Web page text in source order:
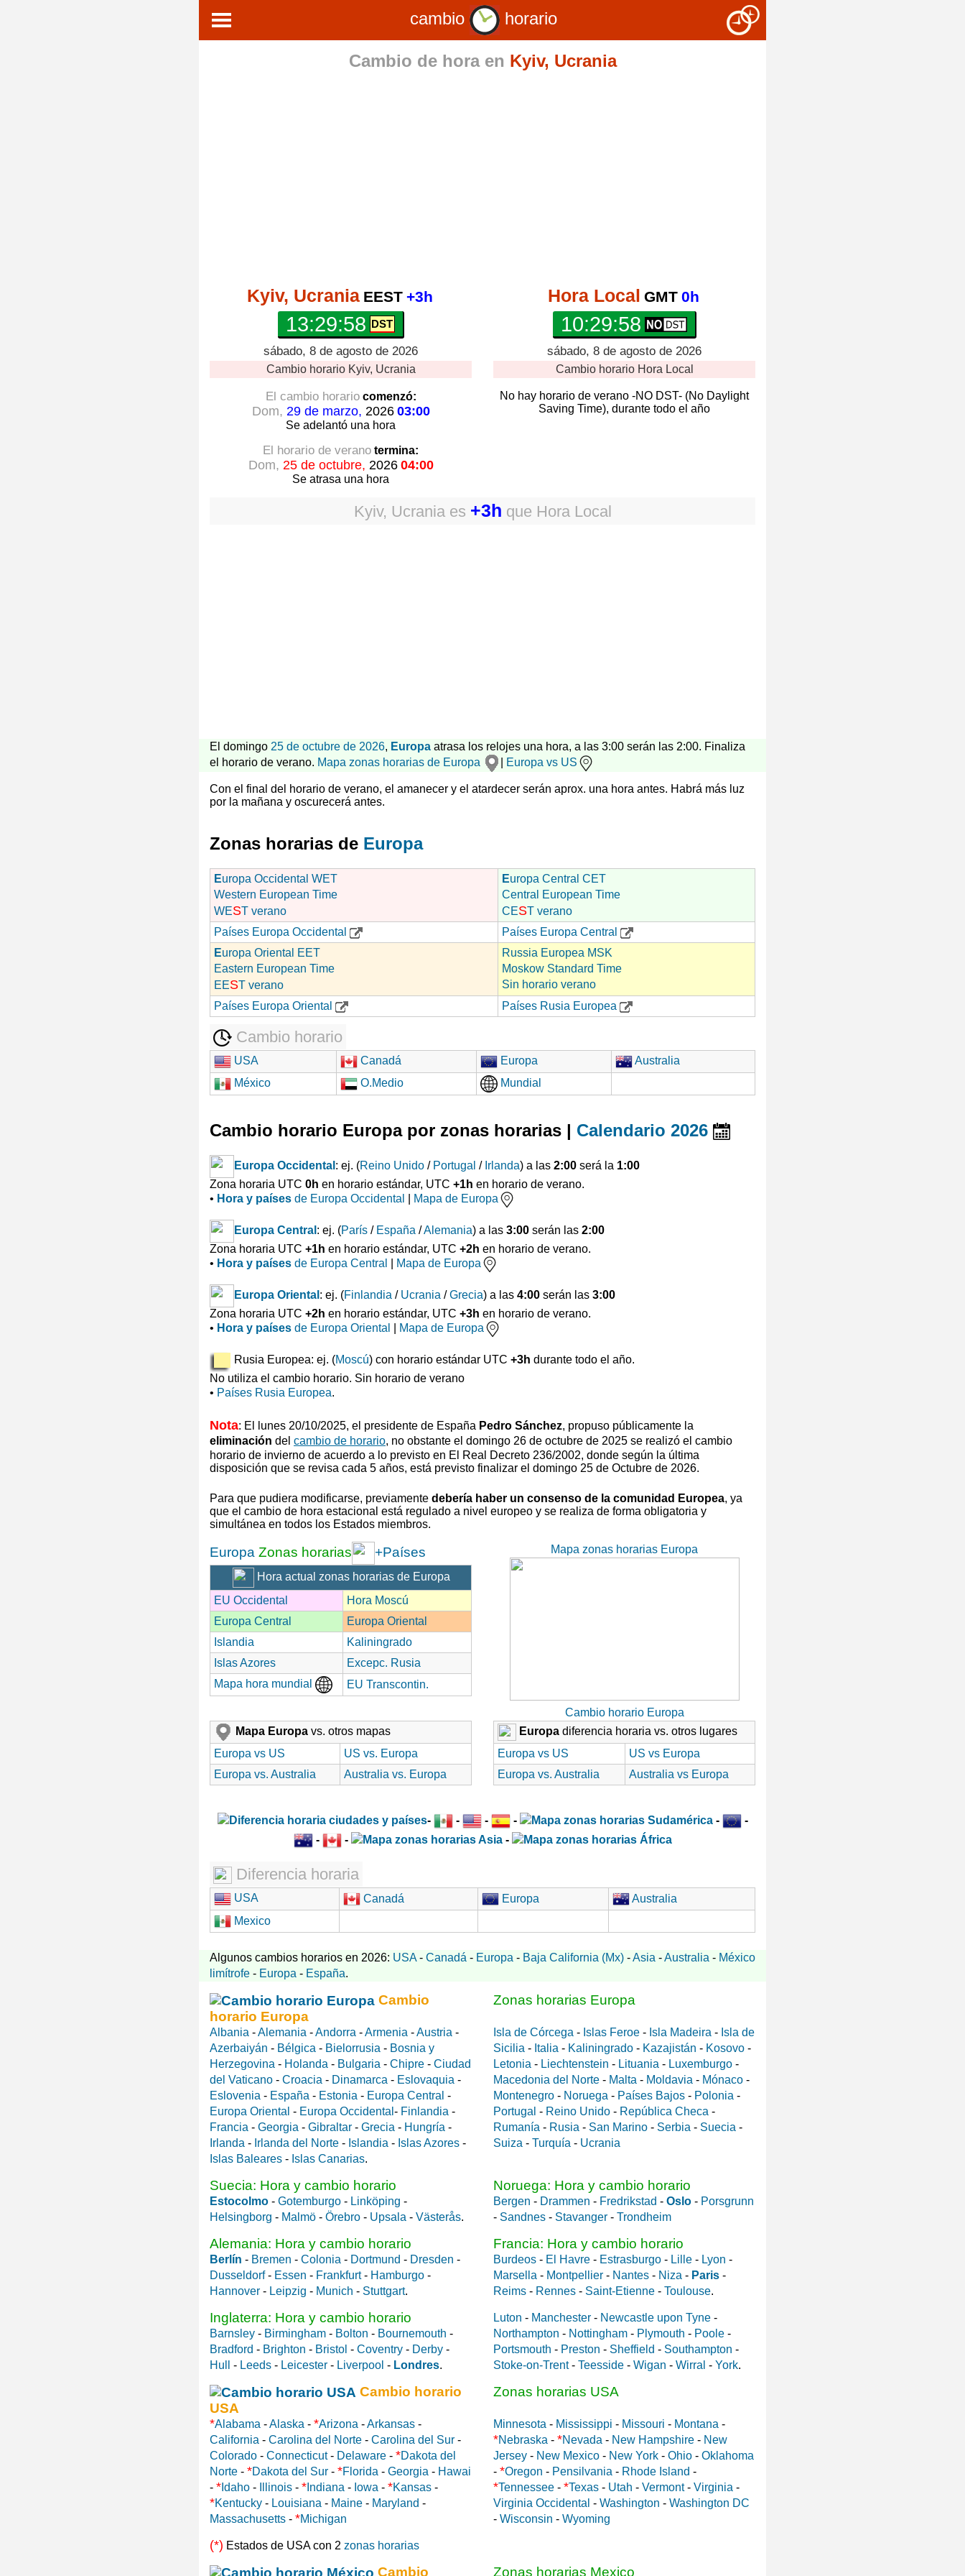
cambio horario
Cambio de hora en Kyiv, Ucrania
Kyiv, Ucrania EEST +3h
13:29:59
sábado, 8 de agosto de 2026
Cambio horario Kyiv, Ucrania
El cambio horariocomenzó:
Dom, 29 de marzo, 2026 03:00
Se adelantó una hora
El horario de verano termina:
Dom, 25 de octubre, 2026 04:00
Se atrasa una hora
Hora Local GMT 0h
10:29:59
sábado, 8 de agosto de 2026
Cambio horario Hora Local
No hay horario de verano -NO DST- (No Daylight
Saving Time), durante todo el año
Kyiv, Ucraniaes +3h que Hora Local
El domingo 25 de octubre de 2026, Europa atrasa los relojes una hora, a las 3:00 serán las 2:00. Finaliza
el horario de verano. Mapa zonas horarias de Europa Europa vs US
Con el final del horario de verano, el amanecer y el atardecer serán aprox. una hora antes. Habrá más luz
por la mañana y oscurecerá antes.
Zonas horarias de Europa
Europa Occidental WET
Western European Time
WEST verano
Europa Central CET
Central European Time
CEST verano
Países Europa Occidental
Países Europa Central
Europa Oriental EET
Eastern European Time
EEST verano
Russia Europea MSK
Moskow Standard Time
Sin horario verano
Países Europa Oriental
Países Rusia Europea
Cambio horario
USA Canadá Europa
Australia
México
O.Medio Mundial
Cambio horario Europa por zonas horarias | Calendario 2026
Europa Occidental : ej. (Reino Unido / Portugal / Irlanda) a las 2:00 será la 1:00
Zona horaria UTC 0h en horario estándar, UTC +1h en horario de verano.
• Hora y países de Europa Occidental Mapa de Europa
Europa Central : ej. (París / España /Alemania) a las 3:00 serán las 2:00
Zona horaria UTC +1h en horario estándar, UTC +2h en horario de verano.
• Hora y países de Europa Central Mapa de Europa
Europa Oriental : ej. (Finlandia / Ucrania /Grecia) a las 4:00 serán las 3:00
Zona horaria UTC +2h en horario estándar, UTC +3h en horario de verano.
• Hora y países de Europa Oriental Mapa de Europa
Rusia Europea: ej. (Moscú) con horario estándar UTC +3h durante todo el año.
No utiliza el cambio horario. Sin horario de verano
• Países Rusia Europea.
Nota: El lunes 20/10/2025, el presidente de España Pedro Sánchez, propuso públicamente la
eliminación del cambio de horario, no obstante el domingo 26 de octubre de 2025 se realizó el cambio
horario de invierno de acuerdo a lo previsto en El Real Decreto 236/2002, donde según la última
disposición que se revisa cada 5 años, está previsto finalizar el domingo 25 de Octubre de 2026.
Para que pudiera modificarse, previamente debería haber un consenso de la comunidad Europea, ya
que el cambio de hora estacional está regulado a nivel europeo y se realiza de forma obligatoria y
simultánea en todos los Estados miembros.
Europa Zonas horarias +Países
Hora actual zonas horarias de Europa
EU Occidental
Hora Moscú
Europa Central
Europa Oriental
Islandia
Kaliningrado
Islas Azores
Excepc. Rusia
Mapa hora mundial
EU Transcontin.
Mapa zonas horarias Europa
Cambio horario Europa
Mapa Europa vs. otros mapas
Europa vs US
US vs. Europa
Europa vs. Australia
Australia vs. Europa
Europa diferencia horaria vs. otros lugares
Europa vs US
US vs Europa
Europa vs. Australia
Australia vs Europa
- - - - -
-
-
- -
Diferencia horaria
USA Canadá Europa
Australia
Mexico
Algunos cambios horarios en 2026: USA- Canadá - Europa - Baja California (Mx) -Asia -Australia - México
limítrofe - Europa - España.
Cambio
horario Europa
Zonas horarias Europa
Albania -Alemania -Andorra -Armenia -Austria -
Azerbaiyán - Bélgica - Bielorrusia - Bosnia y
Herzegovina - Holanda - Bulgaria - Chipre - Ciudad
del Vaticano - Croacia - Dinamarca - Eslovaquia -
Eslovenia - España - Estonia - Europa Central -
Europa Oriental - Europa Occidental - Finlandia -
Francia - Georgia - Gibraltar - Grecia - Hungría -
Irlanda - Irlanda del Norte - Islandia - Islas Azores -
Islas Baleares - Islas Canarias.
Isla de Córcega - Islas Feroe - Isla Madeira - Isla de
Sicilia - Italia - Kaliningrado - Kazajistán - Kosovo -
Letonia - Liechtenstein - Lituania - Luxemburgo -
Macedonia del Norte - Malta - Moldavia - Mónaco -
Montenegro - Noruega - Países Bajos - Polonia -
Portugal - Reino Unido - República Checa -
Rumanía - Rusia - San Marino - Serbia - Suecia -
Suiza - Turquía - Ucrania
Suecia: Hora y cambio horario
Estocolmo - Gotemburgo - Linköping -
Helsingborg - Malmö - Örebro - Upsala - Västerås.
Noruega: Hora y cambio horario
Bergen - Drammen - Fredrikstad - Oslo - Porsgrunn
- Sandnes - Stavanger - Trondheim
Alemania: Hora y cambio horario
Berlín - Bremen - Colonia - Dortmund - Dresden -
Dusseldorf- Essen - Frankfurt- Hamburgo -
Hannover - Leipzig - Munich - Stuttgart.
Francia: Hora y cambio horario
Burdeos - El Havre - Estrasburgo - Lille - Lyon -
Marsella - Montpellier - Nantes - Niza - Paris -
Reims - Rennes - Saint-Etienne - Toulouse.
Inglaterra: Hora y cambio horario
Barnsley - Birmingham - Bolton - Bournemouth -
Bradford - Brighton - Bristol - Coventry - Derby -
Hull
- Leeds - Leicester - Liverpool - Londres.
Luton - Manchester - Newcastle upon Tyne -
Northampton - Nottingham - Plymouth - Poole -
Portsmouth - Preston - Sheffield - Southampton -
Stoke-on-Trent- Teesside - Wigan - Wirral - York.
Cambio horario
USA
Zonas horarias USA
*Alabama -Alaska - *Arizona -Arkansas -
California - Carolina del Norte - Carolina del Sur -
Colorado - Connecticut- Delaware - *Dakota del
Norte - *Dakota del Sur - *Florida - Georgia - Hawai
- * Idaho - Illinois - * Indiana - Iowa - *Kansas -
*Kentucky - Louisiana - Maine - Maryland -
Massachusetts - *Michigan
Minnesota - Mississippi - Missouri - Montana -
*Nebraska - *Nevada - New Hampshire - New
Jersey - New Mexico - New York - Ohio - Oklahoma
- *Oregon - Pensilvania - Rhode Island -
*Tennessee - *Texas - Utah - Vermont- Virginia -
Virginia Occidental - Washington - Washington DC
- Wisconsin - Wyoming
(*) Estados de USA con 2 zonas horarias
Cambio Zonas horarias Mexico